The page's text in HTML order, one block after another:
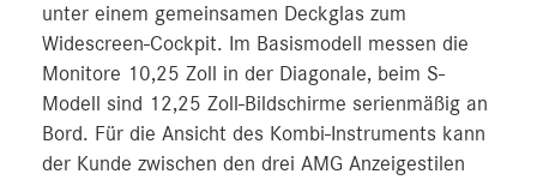
unter einem gemeinsamen Deckglas zum
Widescreen-Cockpit. Im Basismodell messen die
Monitore 10,25 Zoll in der Diagonale, beim S-
Modell sind 12,25 Zoll-Bildschirme serienmäßig an
Bord. Für die Ansicht des Kombi-Instruments kann
der Kunde zwischen den drei AMG Anzeigestilen